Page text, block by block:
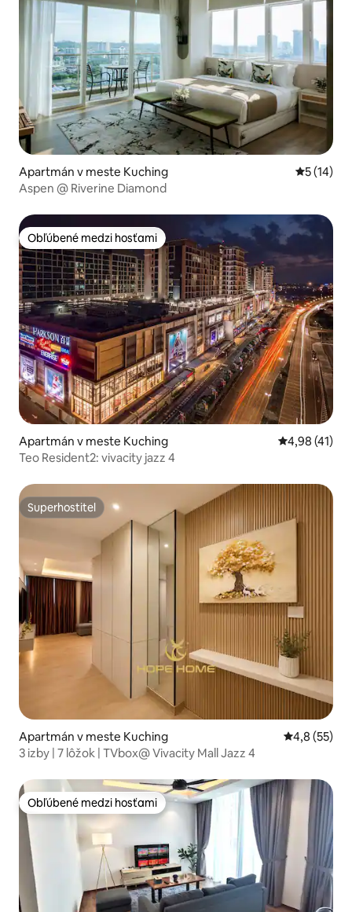
Apartmán v meste Kuching
5 (14)
Aspen @ Riverine Diamond
Obľúbené medzi hosťami
Obľúbené medzi hosťami
Apartmán v meste Kuching Priemerné
4,98 (41)
Teo Resident2: vivacity jazz 4
Superhostiteľ
Superhostiteľ
Apartmán v meste Kuching Priemerné
4,8 (55)
3 izby | 7 lôžok | TVbox@ Vivacity Mall Jazz 4
Obľúbené medzi hosťami
Obľúbené medzi hosťami